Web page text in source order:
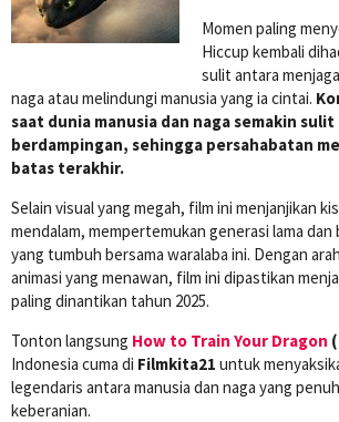
Momen paling
Hiccup kembali
sulit antara
naga atau melindungi manusia yang ia cintai.
saat dunia manusia dan naga semakin
berdampingan, sehingga persahabatan
batas terakhir.
Selain visual yang megah, film ini menjanjikan
mendalam, mempertemukan generasi lama
yang tumbuh bersama waralaba ini. Dengan
animasi yang menawan, film ini dipastikan
paling dinantikan tahun 2025.
Tonton langsung How to Train Your Dragon
Indonesia cuma di Filmkita21 untuk
legendaris antara manusia dan naga yang
keberanian.